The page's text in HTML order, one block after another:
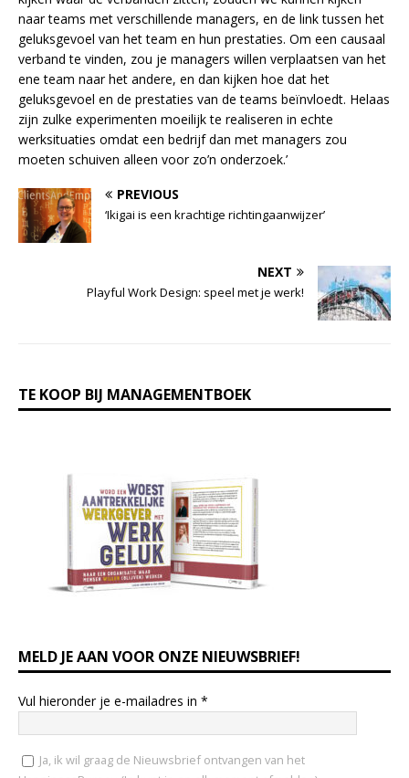
naar teams met verschillende managers, en de link tussen het
geluksgevoel van het team en hun prestaties. Om een causaal
verband te vinden, zou je managers willen verplaatsen van het
ene team naar het andere, en dan kijken hoe dat het
geluksgevoel en de prestaties van de teams beïnvloedt. Helaas
zijn zulke experimenten moeilijk te realiseren in echte
werksituaties omdat een bedrijf dan met managers zou
moeten schuiven alleen voor zo’n onderzoek.’
PREVIOUS
‘Ikigai is een krachtige richtingaanwijzer’
NEXT
Playful Work Design: speel met je werk!
TE KOOP BIJ MANAGEMENTBOEK
MELD JE AAN VOOR ONZE NIEUWSBRIEF!
Vul hieronder je e-mailadres in *
Ja, ik wil graag de Nieuwsbrief ontvangen van het